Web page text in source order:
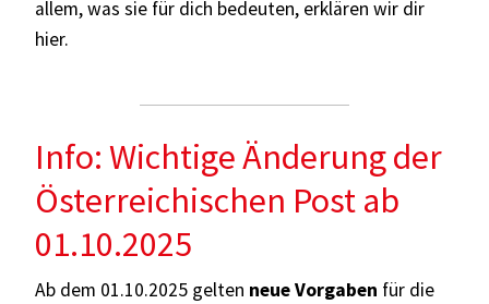
allem, was sie für dich bedeuten, erklären wir dir
hier.
Info: Wichtige Änderung der
Österreichischen Post ab
01.10.2025
Ab dem 01.10.2025 gelten neue Vorgaben für die